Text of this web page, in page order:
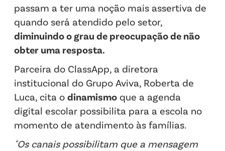
passam a ter uma noção mais assertiva de
quando será atendido pelo setor,
diminuindo o grau de preocupação de não
obter uma resposta.
Parceira do ClassApp, a diretora
institucional do Grupo Aviva, Roberta de
Luca, cita o dinamismo que a agenda
digital escolar possibilita para a escola no
momento de atendimento às famílias.
"Os canais possibilitam que a mensagem